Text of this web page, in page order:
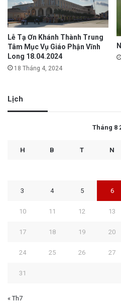
Lễ Tạ Ơn Khánh Thành Trung
Tâm Mục Vụ Giáo Phận Vĩnh
Long 18.04.2024
18 Tháng 4, 2024
Lịch
Tháng 8
H B T N
3 4 5 6
10 11 12 13
17 18 19 20
24 25 26 27
31
« Th7